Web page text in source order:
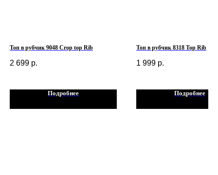
Топ в рубчик 9048 Crop top Rib
2 699 р.
Подробнее
Топ в рубчик 8318 Top Rib
1 999 р.
Подробнее